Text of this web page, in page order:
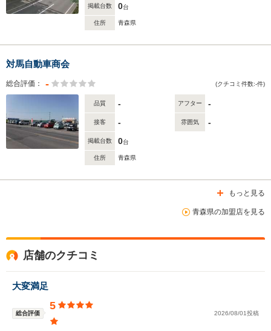
掲載台数 0台
住所 青森県
対馬自動車商会
総合評価： - (クチコミ件数:-件)
品質 - アフター -
接客 - 雰囲気 -
掲載台数 0台
住所 青森県
もっと見る
青森県の加盟店を見る
店舗のクチコミ
大変満足
総合評価
5
2026/08/01投稿